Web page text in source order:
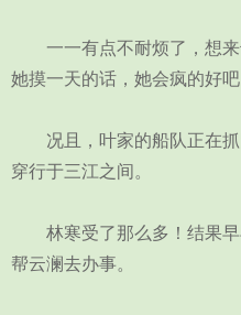
一一有点不耐烦了，想来
她摸一天的话，她会疯的好吧
况且，叶家的船队正在抓
穿行于三江之间。
林寒受了那么多！结果早
帮云澜去办事。